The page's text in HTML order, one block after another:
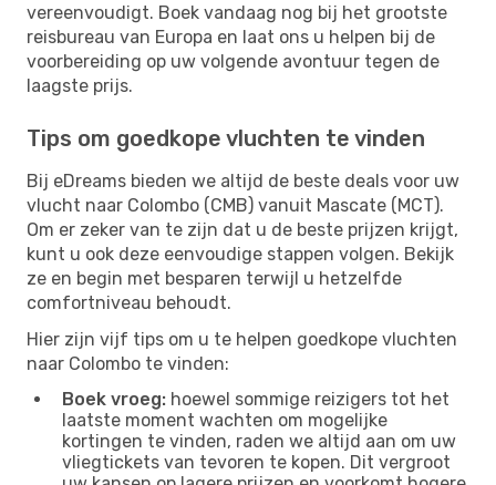
vereenvoudigt. Boek vandaag nog bij het grootste
reisbureau van Europa en laat ons u helpen bij de
voorbereiding op uw volgende avontuur tegen de
laagste prijs.
Tips om goedkope vluchten te vinden
Bij eDreams bieden we altijd de beste deals voor uw
vlucht naar Colombo (CMB) vanuit Mascate (MCT).
Om er zeker van te zijn dat u de beste prijzen krijgt,
kunt u ook deze eenvoudige stappen volgen. Bekijk
ze en begin met besparen terwijl u hetzelfde
comfortniveau behoudt.
Hier zijn vijf tips om u te helpen goedkope vluchten
naar Colombo te vinden:
Boek vroeg: hoewel sommige reizigers tot het
laatste moment wachten om mogelijke
kortingen te vinden, raden we altijd aan om uw
vliegtickets van tevoren te kopen. Dit vergroot